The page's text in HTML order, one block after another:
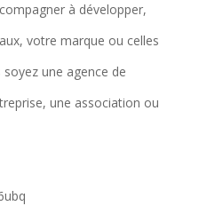
à développer,
, votre marque ou celles
une agence de
une association ou